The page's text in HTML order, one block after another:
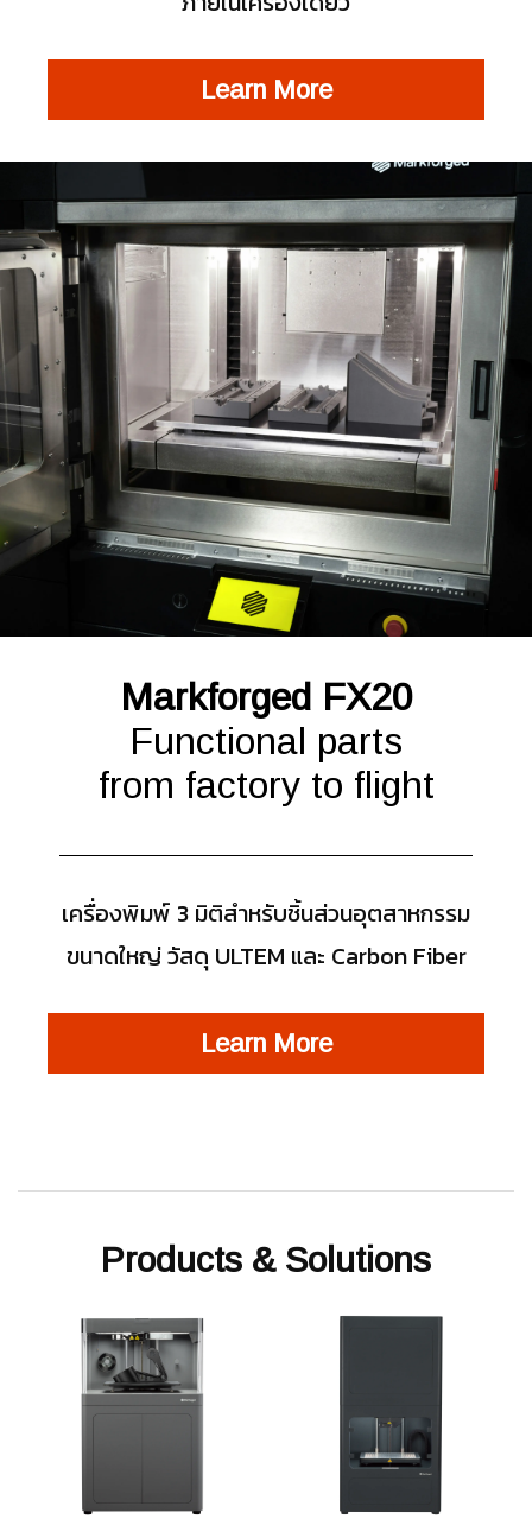
Learn More
Markforged FX20
Functional parts
from factory to flight
เครื่องพิมพ์ 3 มิติสำหรับชิ้นส่วนอุตสาหกรรม
ขนาดใหญ่ วัสดุ ULTEM และ Carbon Fiber
Learn More
Products & Solutions